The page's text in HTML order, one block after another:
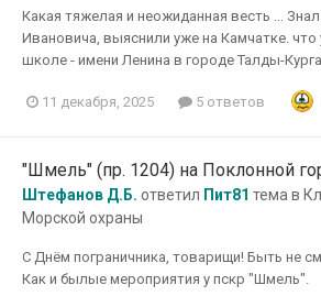
Какая тяжелая и неожиданная весть ...
Ивановича, выяснили уже на Камчатке. что
школе - имени Ленина в городе Талды-
11 декабря, 2025 5 ответов
"Шмель" (пр. 1204) на Поклонной
Штефанов Д.Б. ответил Пит81 тема в
Морской охраны
С Днём пограничника, товарищи! Быть не
Как и былые мероприятия у пскр "Шмель".